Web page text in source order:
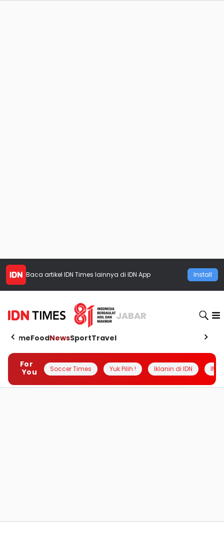
Baca artikel IDN Times lainnya di IDN App Install
JABAR
HomeFoodNewsSportTravel
For
You
Soccer Times Yuk Pilih ! Iklanin di IDN